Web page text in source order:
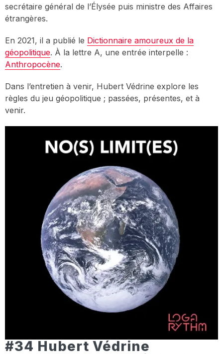
secrétaire général de l’Élysée puis ministre des Affaires
étrangères.
En 2021, il a publié le Dictionnaire amoureux de la
géopolitique. À la lettre A, une entrée interpelle :
Anthropocène.
Dans l’entretien à venir, Hubert Védrine explore les
règles du jeu géopolitique ; passées, présentes, et à
venir.
#34 Hubert Védrine